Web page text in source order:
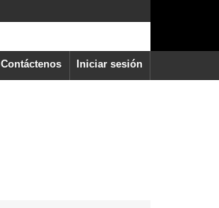
Iniciar sesión
Contáctenos